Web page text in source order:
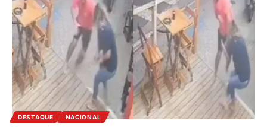
DESTAQUE NACIONAL